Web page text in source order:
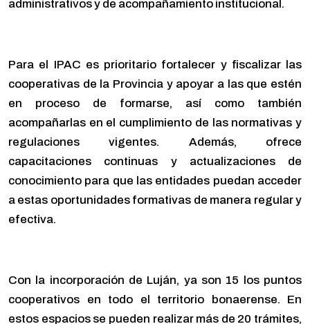
administrativos y de acompañamiento institucional.
Para el IPAC es prioritario fortalecer y fiscalizar las
cooperativas de la Provincia y apoyar a las que estén
en proceso de formarse, así como también
acompañarlas en el cumplimiento de las normativas y
regulaciones vigentes. Además, ofrece
capacitaciones continuas y actualizaciones de
conocimiento para que las entidades puedan acceder
a estas oportunidades formativas de manera regular y
efectiva.
Con la incorporación de Luján, ya son 15 los puntos
cooperativos en todo el territorio bonaerense. En
estos espacios se pueden realizar más de 20 trámites,